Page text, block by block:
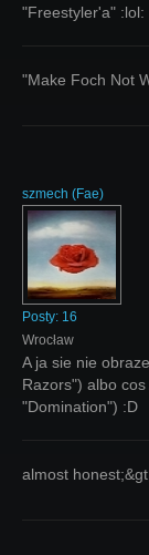
"Freestyler'a"
"Make Foch Not
szmech (Fae)
Posty: 16
Wrocław
A ja sie nie
Razors") albo
"Domination") :D
almost